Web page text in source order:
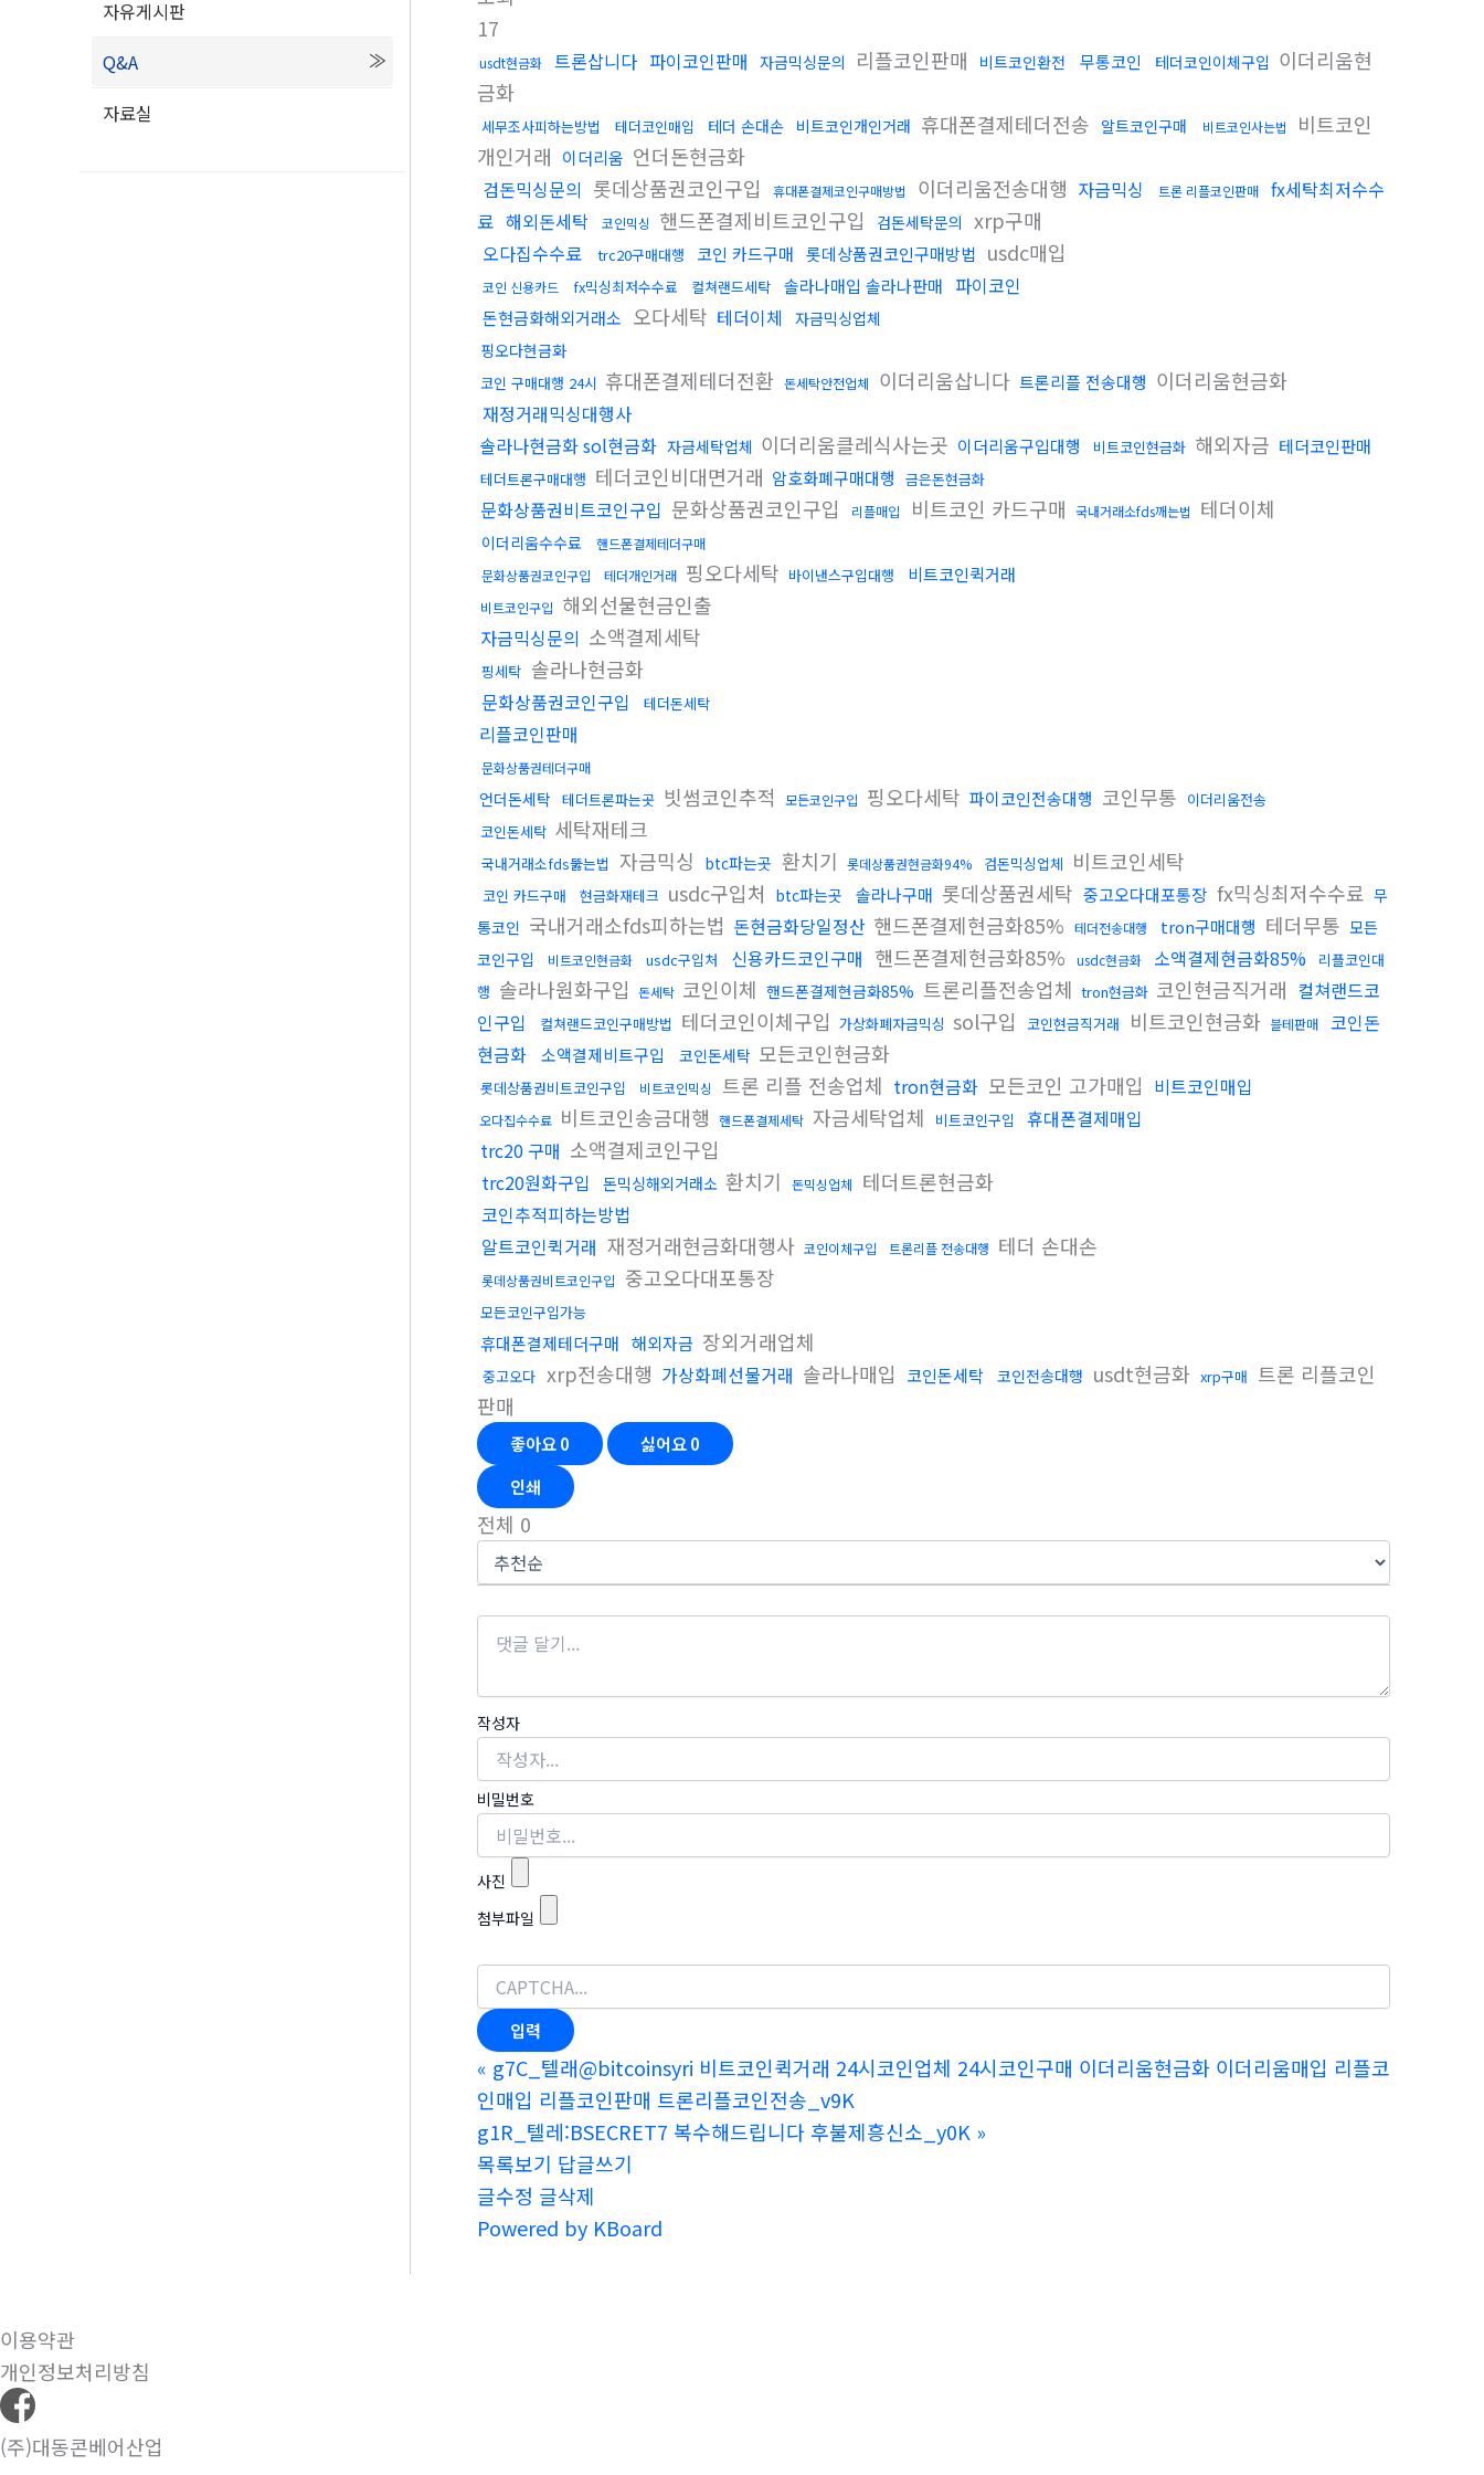
자유게시판
Q&A
자료실
17
usdt현금화 트론삽니다 파이코인판매 자금믹싱문의 리플코인판매 비트코인환전 무통코인 테더코인이체구입 이더리움현
금화
세무조사피하는방법 테더코인매입 테더 손대손 비트코인개인거래 휴대폰결제테더전송 알트코인구매 비트코인사는법
비트코인
개인거래 이더리움 언더돈현금화
검돈믹싱문의 롯데상품권코인구입 휴대폰결제코인구매방법 이더리움전송대행 자금믹싱 트론 리플코인판매
fx세탁최저수수
료 해외돈세탁 코인믹싱 핸드폰결제비트코인구입 검돈세탁문의 xrp구매
오다집수수료 trc20구매대행 코인 카드구매 롯데상품권코인구매방법 usdc매입
코인 신용카드 fx믹싱최저수수료 컬쳐랜드세탁 솔라나매입 솔라나판매 파이코인
돈현금화해외거래소 오다세탁 테더이체
자금믹싱업체
핑오다현금화
코인 구매대행 24시 휴대폰결제테더전환 돈세탁안전업체 이더리움삽니다 트론리플 전송대행 이더리움현금화
재정거래믹싱대행사
솔라나현금화 sol현금화 자금세탁업체 이더리움클레식사는곳 이더리움구입대행 비트코인현금화 해외자금 테더코인판매
테더트론구매대행 테더코인비대면거래 암호화폐구매대행 금은돈현금화
문화상품권비트코인구입 문화상품권코인구입 리플매입 비트코인 카드구매 국내거래소fds깨는법 테더이체
이더리움수수료
핸드폰결제테더구매
문화상품권코인구입
테더개인거래 핑오다세탁 바이낸스구입대행 비트코인퀵거래
비트코인구입 해외선물현금인출
자금믹싱문의 소액결제세탁
핑세탁 솔라나현금화
문화상품권코인구입 테더돈세탁
리플코인판매
문화상품권테더구매
언더돈세탁 테더트론파는곳 빗썸코인추적 모든코인구입 핑오다세탁 파이코인전송대행 코인무통 이더리움전송
코인돈세탁 세탁재테크
국내거래소fds뚫는법 자금믹싱 btc파는곳 환치기 롯데상품권현금화94% 검돈믹싱업체 비트코인세탁
코인 카드구매 현금화재테크 usdc구입처 btc파는곳 솔라나구매 롯데상품권세탁 중고오다대포통장 fx믹싱최저수수료 무
통코인 국내거래소fds피하는법 돈현금화당일정산 핸드폰결제현금화85% 테더전송대행 tron구매대행 테더무통 모든
코인구입
비트코인현금화 usdc구입처 신용카드코인구매 핸드폰결제현금화85% usdc현금화 소액결제현금화85%
리플코인대
행 솔라나원화구입 돈세탁 코인이체 핸드폰결제현금화85% 트론리플전송업체 tron현금화 코인현금직거래 컬쳐랜드코
인구입
컬쳐랜드코인구매방법 테더코인이체구입 가상화폐자금믹싱 sol구입 코인현금직거래 비트코인현금화 블테판매
코인돈
현금화
소액결제비트구입 코인돈세탁 모든코인현금화
롯데상품권비트코인구입 비트코인믹싱 트론 리플 전송업체 tron현금화 모든코인 고가매입 비트코인매입
오다집수수료 비트코인송금대행 핸드폰결제세탁 자금세탁업체 비트코인구입
휴대폰결제매입
trc20 구매 소액결제코인구입
trc20원화구입 돈믹싱해외거래소 환치기 돈믹싱업체 테더트론현금화
코인추적피하는방법
알트코인퀵거래 재정거래현금화대행사 코인이체구입 트론리플 전송대행 테더 손대손
롯데상품권비트코인구입 중고오다대포통장
모든코인구입가능
휴대폰결제테더구매 해외자금 장외거래업체
중고오다 xrp전송대행 가상화폐선물거래 솔라나매입 코인돈세탁 코인전송대행 usdt현금화 xrp구매 트론 리플코인
판매
좋아요0 싫어요0
인쇄
전체 0
작성자
비밀번호
사진
첨부파일
« g7C_텔래@bitcoinsyri 비트코인퀵거래 24시코인업체 24시코인구매 이더리움현금화 이더리움매입 리플코
인매입 리플코인판매 트론리플코인전송_v9K
g1R_텔레:BSECRET7 복수해드립니다 후불제흥신소_y0K »
목록보기 답글쓰기
글수정 글삭제
Powered by KBoard
이용약관
개인정보처리방침
(주)대동콘베어산업